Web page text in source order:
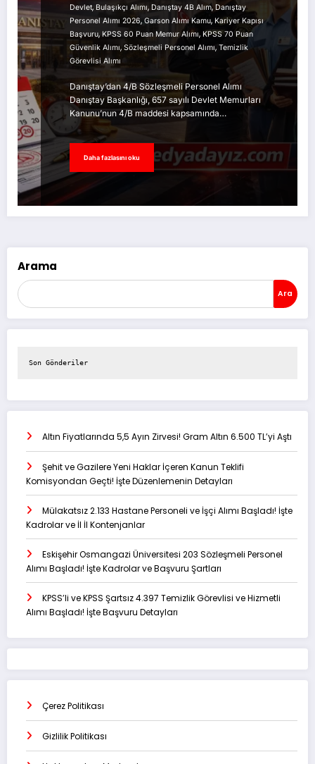
Devlet, Bulaşıkçı Alımı, Danıştay 4B Alım, Danıştay
Personel Alımı 2026, Garson Alımı Kamu, Kariyer Kapısı
Başvuru, KPSS 60 Puan Memur Alımı, KPSS 70 Puan
Güvenlik Alımı, Sözleşmeli Personel Alımı, Temizlik
Görevlisi Alımı
Danıştay’dan 4/B Sözleşmeli Personel Alımı
Danıştay Başkanlığı, 657 sayılı Devlet Memurları
Kanunu’nun 4/B maddesi kapsamında…
Daha fazlasını oku
Arama
Ara
Son Gönderiler
Altın Fiyatlarında 5,5 Ayın Zirvesi! Gram Altın 6.500 TL’yi Aştı
Şehit ve Gazilere Yeni Haklar İçeren Kanun Teklifi
Komisyondan Geçti! İşte Düzenlemenin Detayları
Mülakatsız 2.133 Hastane Personeli ve İşçi Alımı Başladı! İşte
Kadrolar ve İl İl Kontenjanlar
Eskişehir Osmangazi Üniversitesi 203 Sözleşmeli Personel
Alımı Başladı! İşte Kadrolar ve Başvuru Şartları
KPSS’li ve KPSS Şartsız 4.397 Temizlik Görevlisi ve Hizmetli
Alımı Başladı! İşte Başvuru Detayları
Çerez Politikası
Gizlilik Politikası